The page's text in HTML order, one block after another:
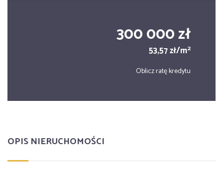
300 000 zł
53,57 zł/m2
Oblicz ratę kredytu
OPIS NIERUCHOMOŚCI